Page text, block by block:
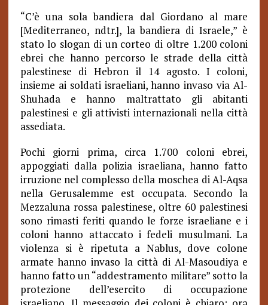
“C’è una sola bandiera dal Giordano al mare
[Mediterraneo, ndtr.], la bandiera di Israele,” è
stato lo slogan di un corteo di oltre 1.200 coloni
ebrei che hanno percorso le strade della città
palestinese di Hebron il 14 agosto. I coloni,
insieme ai soldati israeliani, hanno invaso via Al-
Shuhada e hanno maltrattato gli abitanti
palestinesi e gli attivisti internazionali nella città
assediata.
Pochi giorni prima, circa 1.700 coloni ebrei,
appoggiati dalla polizia israeliana, hanno fatto
irruzione nel complesso della moschea di Al-Aqsa
nella Gerusalemme est occupata. Secondo la
Mezzaluna rossa palestinese, oltre 60 palestinesi
sono rimasti feriti quando le forze israeliane e i
coloni hanno attaccato i fedeli musulmani. La
violenza si è ripetuta a Nablus, dove colone
armate hanno invaso la città di Al-Masoudiya e
hanno fatto un “addestramento militare” sotto la
protezione dell’esercito di occupazione